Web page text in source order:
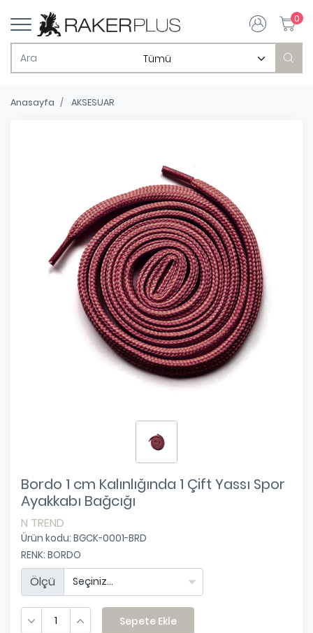
0
Anasayfa AKSESUAR
Bordo 1 cm Kalınlığında 1 Çift Yassı Spor
Ayakkabı Bağcığı
N TREND
Ürün kodu: BGCK-0001-BRD
RENK: BORDO
Ölçü
Sepete Ekle